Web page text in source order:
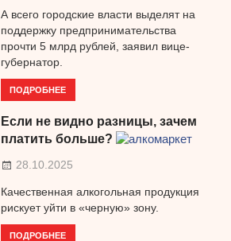
А всего городские власти выделят на
поддержку предпринимательства
прочти 5 млрд рублей, заявил вице-
губернатор.
ПОДРОБНЕЕ
Если не видно разницы, зачем
платить больше?
28.10.2025
Качественная алкогольная продукция
рискует уйти в «черную» зону.
ПОДРОБНЕЕ